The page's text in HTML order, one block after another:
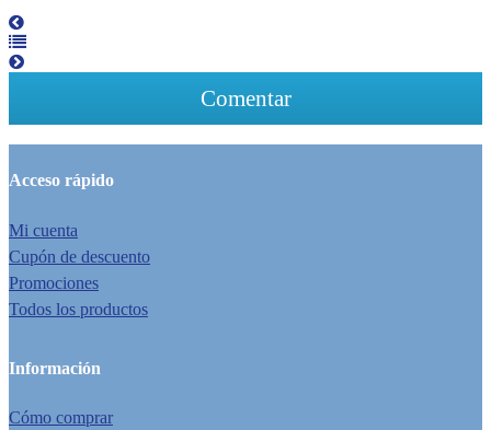
Comentar
Acceso rápido
Mi cuenta
Cupón de descuento
Promociones
Todos los productos
Información
Cómo comprar